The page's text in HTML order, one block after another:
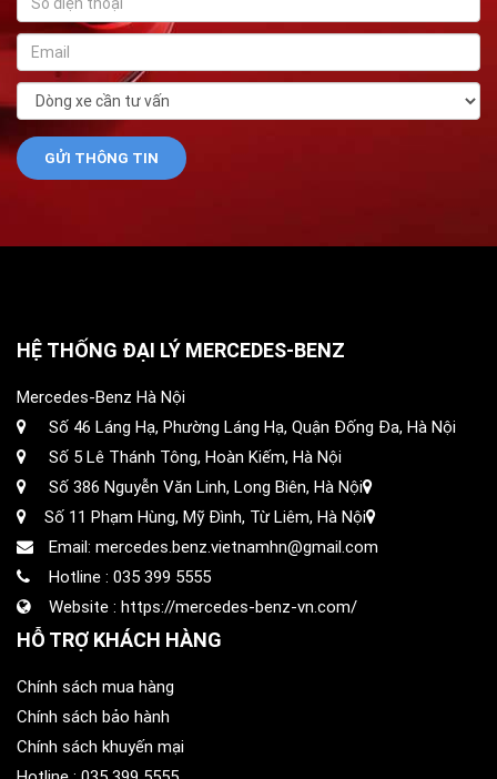
HỆ THỐNG ĐẠI LÝ MERCEDES-BENZ
Mercedes-Benz Hà Nội
Số 46 Láng Hạ, Phường Láng Hạ, Quận Đống Đa, Hà Nội
Số 5 Lê Thánh Tông, Hoàn Kiếm, Hà Nội
Số 386 Nguyễn Văn Linh, Long Biên, Hà Nội
Số 11 Phạm Hùng, Mỹ Đình, Từ Liêm, Hà Nội
Email: mercedes.benz.vietnamhn@gmail.com
Hotline : 035 399 5555
Website : https://mercedes-benz-vn.com/
HỖ TRỢ KHÁCH HÀNG
Chính sách mua hàng
Chính sách bảo hành
Chính sách khuyến mại